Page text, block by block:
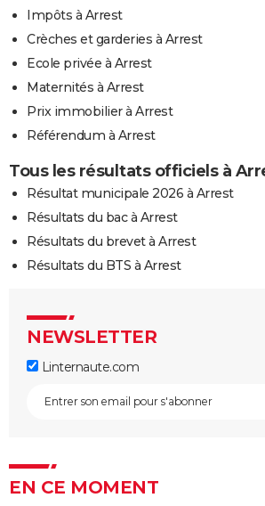
Impôts à Arrest
Crèches et garderies à Arrest
Ecole privée à Arrest
Maternités à Arrest
Prix immobilier à Arrest
Référendum à Arrest
Tous les résultats officiels à
Résultat municipale 2026 à Arrest
Résultats du bac à Arrest
Résultats du brevet à Arrest
Résultats du BTS à Arrest
NEWSLETTER
Linternaute.com
EN CE MOMENT